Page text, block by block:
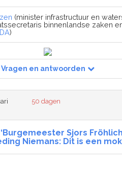
(minister infrastructuur en
binnenlandse zaken
)
Vragen en antwoorden
50 dagen
Sjors
Niemans: Dit is een